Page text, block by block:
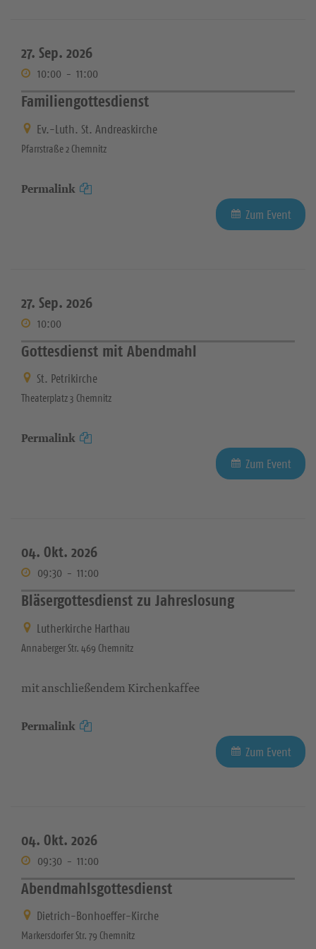
27. Sep. 2026
10:00 - 11:00
Familiengottesdienst
Ev.-Luth. St. Andreaskirche
Pfarrstraße 2 Chemnitz
Permalink
Zum Event
27. Sep. 2026
10:00
Gottesdienst mit Abendmahl
St. Petrikirche
Theaterplatz 3 Chemnitz
Permalink
Zum Event
04. Okt. 2026
09:30 - 11:00
Bläsergottesdienst zu Jahreslosung
Lutherkirche Harthau
Annaberger Str. 469 Chemnitz
mit anschließendem Kirchenkaffee
Permalink
Zum Event
04. Okt. 2026
09:30 - 11:00
Abendmahlsgottesdienst
Dietrich-Bonhoeffer-Kirche
Markersdorfer Str. 79 Chemnitz